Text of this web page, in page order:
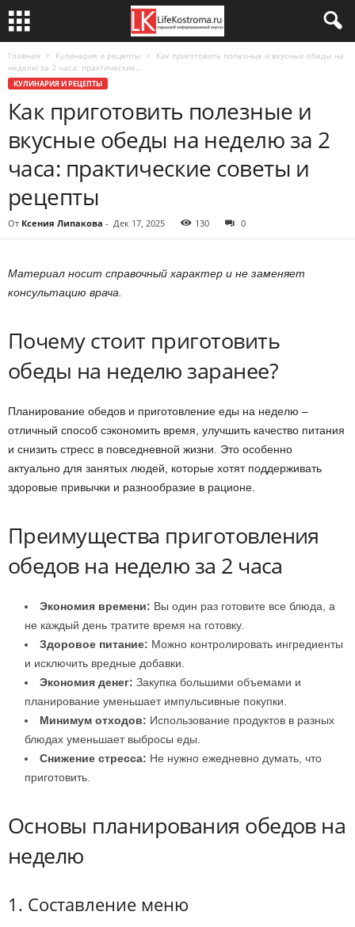
Главная Кулинария и рецепты
Как приготовить полезные и вкусные обеды на
неделю за 2 часа: практические...
КУЛИНАРИЯ И РЕЦЕПТЫ
Как приготовить полезные и
вкусные обеды на неделю за 2
часа: практические советы и
рецепты
От Ксения Липакова - Дек 17, 2025 130 0
Материал носит справочный характер и не заменяет
консультацию врача.
Почему стоит приготовить
обеды на неделю заранее?
Планирование обедов и приготовление еды на неделю –
отличный способ сэкономить время, улучшить качество питания
и снизить стресс в повседневной жизни. Это особенно
актуально для занятых людей, которые хотят поддерживать
здоровые привычки и разнообразие в рационе.
Преимущества приготовления
обедов на неделю за 2 часа
Экономия времени: Вы один раз готовите все блюда, а
не каждый день тратите время на готовку.
Здоровое питание: Можно контролировать ингредиенты
и исключить вредные добавки.
Экономия денег: Закупка большими объемами и
планирование уменьшает импульсивные покупки.
Минимум отходов: Использование продуктов в разных
блюдах уменьшает выбросы еды.
Снижение стресса: Не нужно ежедневно думать, что
приготовить.
Основы планирования обедов на
неделю
1. Составление меню